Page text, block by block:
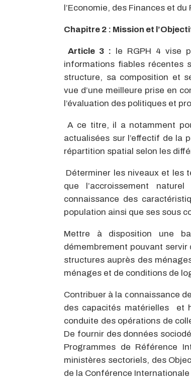
l’Economie, des Finances et du
Chapitre 2 : Mission et
Article 3 : le RGPH 4 vise
informations fiables récentes
structure, sa composition et
vue d’une meilleure prise en
l’évaluation des politiques et
A ce titre, il a notamment
actualisées sur l’effectif de la
répartition spatial selon les
Déterminer les niveaux et les
que l’accroissement
connaissance des
population ainsi que ses sous
Mettre à disposition une
démembrement pouvant
structures auprès des
ménages et de conditions de
Contribuer à la connaissance
des capacités matérielles et
conduite des opérations de
De fournir des données
Programmes de Référence
ministères sectoriels, des
de la Conférence